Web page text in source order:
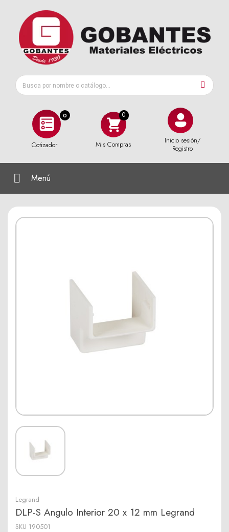
0
Cotizador Mis Compras
Inicio sesión/
Registro
Menú
Legrand
DLP-S Angulo Interior 20 x 12 mm Legrand
SKU 190501